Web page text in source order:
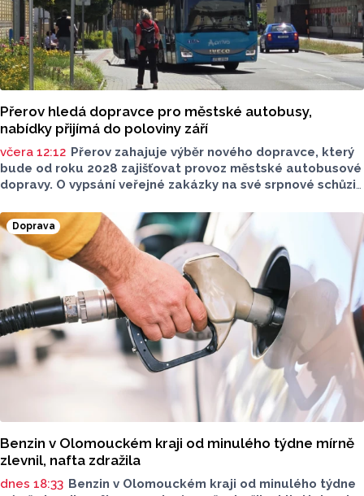
Přerov hledá dopravce pro městské autobusy,
nabídky přijímá do poloviny září
včera 12:12 Přerov zahajuje výběr nového dopravce, který
bude od roku 2028 zajišťovat provoz městské autobusové
dopravy. O vypsání veřejné zakázky na své srpnové schůzi
uzavřena na deset let a zajistí dopravní obslužnost města
nad rámec regionálních linek objednávaných Olomouckým
krajem.
Doprava
Benzin v Olomouckém kraji od minulého týdne mírně
zlevnil, nafta zdražila
dnes 18:33 Benzin v Olomouckém kraji od minulého týdne